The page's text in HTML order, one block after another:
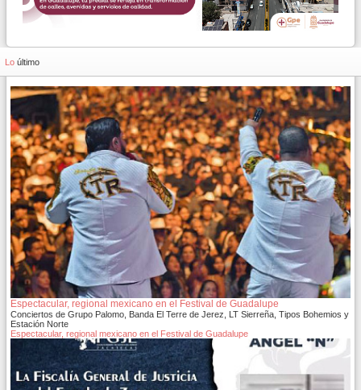
Lo último
Espectacular, regional mexicano en el Festival de Guadalupe
Conciertos de Grupo Palomo, Banda El Terre de Jerez, LT Sierreña, Tipos Bohemios y
Estación Norte
Espectacular, regional mexicano en el Festival de Guadalupe